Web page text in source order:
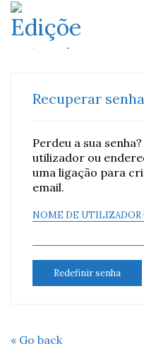
Recuperar senha
Perdeu a sua
utilizador ou
uma ligação para
email.
NOME DE UTILIZADOR
Redefinir senha
« Go back